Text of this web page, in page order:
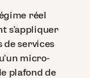
réel
s’appliquer
de services
micro-
plafond de